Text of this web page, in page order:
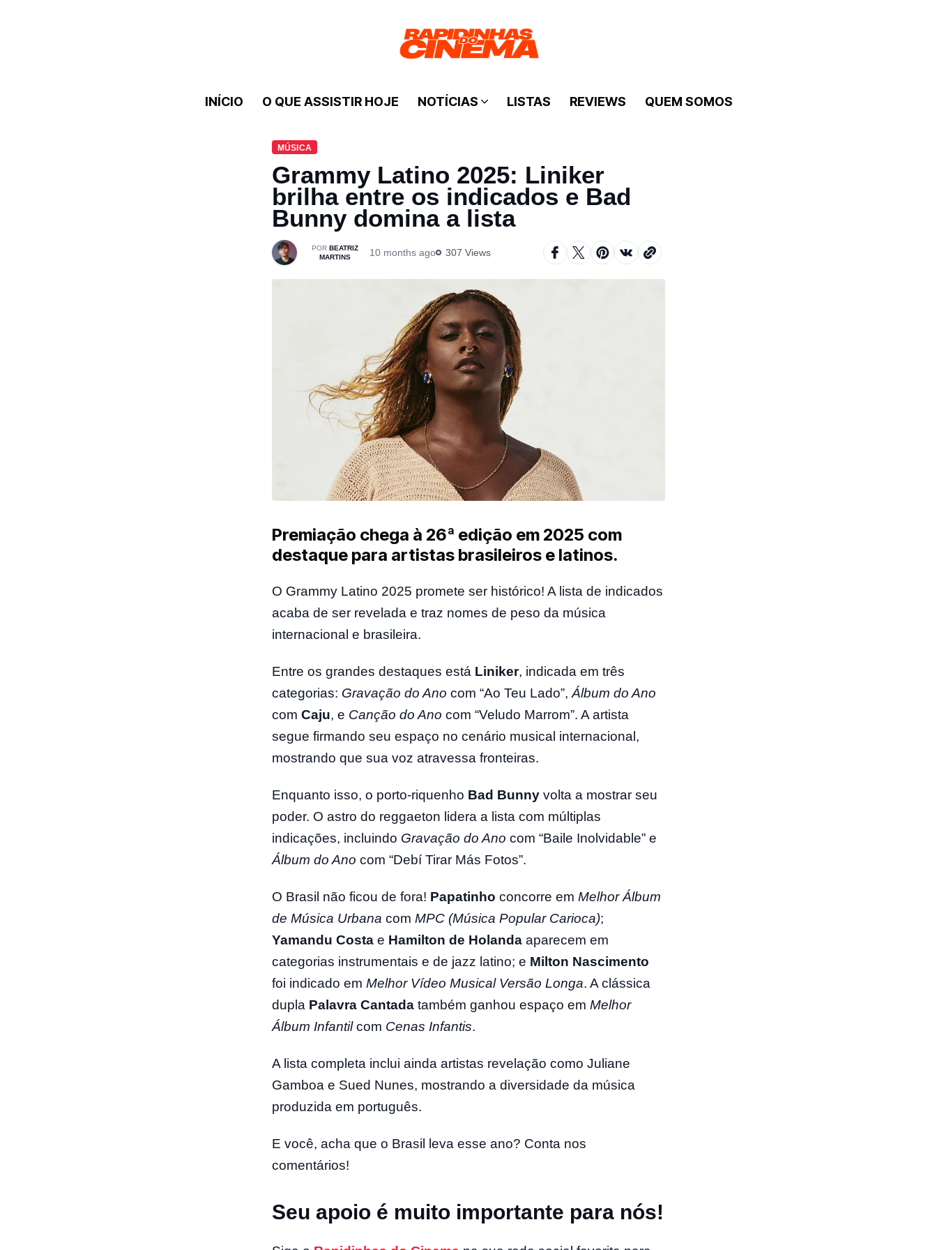
INÍCIO O QUE ASSISTIR HOJE NOTÍCIAS LISTAS REVIEWS QUEM SOMOS
Grammy Latino 2025: Liniker
brilha entre os indicados e Bad
Bunny domina a lista
BEATRIZ
MARTINS
MÚSICA
10 months ago 307 Views
Premiação chega à 26ª edição em 2025 com
destaque para artistas brasileiros e latinos.
O Grammy Latino 2025 promete ser histórico! A lista de indicados
acaba de ser revelada e traz nomes de peso da música
internacional e brasileira.
Entre os grandes destaques está Liniker, indicada em três
categorias: Gravação do Ano com “Ao Teu Lado”, Álbum do Ano
com Caju, e Canção do Ano com “Veludo Marrom”. A artista
segue firmando seu espaço no cenário musical internacional,
mostrando que sua voz atravessa fronteiras.
Enquanto isso, o porto-riquenho Bad Bunnyvolta a mostrar seu
poder. O astro do reggaeton lidera a lista com múltiplas
indicações, incluindo Gravação do Ano com “Baile Inolvidable” e
Álbum do Ano com “Debí Tirar Más Fotos”.
O Brasil não ficou de fora! Papatinho concorre em Melhor Álbum
de Música Urbana com MPC (Música Popular Carioca);
Yamandu Costae Hamilton de Holandaaparecem em
categorias instrumentais e de jazz latino; e Milton Nascimento
foi indicado em Melhor Vídeo Musical Versão Longa. A clássica
dupla Palavra Cantadatambém ganhou espaço em Melhor
Álbum Infantilcom Cenas Infantis.
A lista completa inclui ainda artistas revelação como Juliane
Gamboa e Sued Nunes, mostrando a diversidade da música
produzida em português.
E você, acha que o Brasil leva esse ano? Conta nos
comentários!
Seu apoio é muito importante para nós!